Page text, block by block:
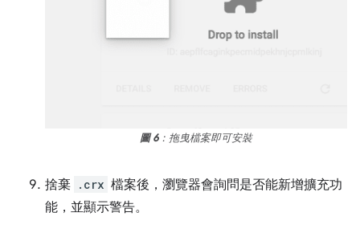
圖 6：拖曳檔案即可安裝
捨棄 .crx 檔案後，瀏覽器會詢問是否能新增擴充功
能，並顯示警告。